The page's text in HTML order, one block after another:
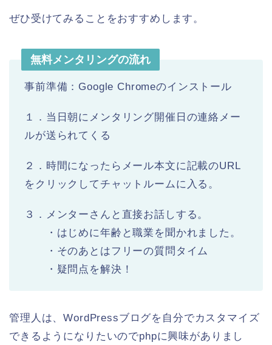
ぜひ受けてみることをおすすめします。
無料メンタリングの流れ
事前準備：Google Chromeのインストール
１．当日朝にメンタリング開催日の連絡メー
ルが送られてくる
２．時間になったらメール本文に記載のURL
をクリックしてチャットルームに入る。
３．メンターさんと直接お話しする。
・はじめに年齢と職業を聞かれました。
・そのあとはフリーの質問タイム
・疑問点を解決！
管理人は、WordPressブログを自分でカスタマイズ
できるようになりたいのでphpに興味がありまし